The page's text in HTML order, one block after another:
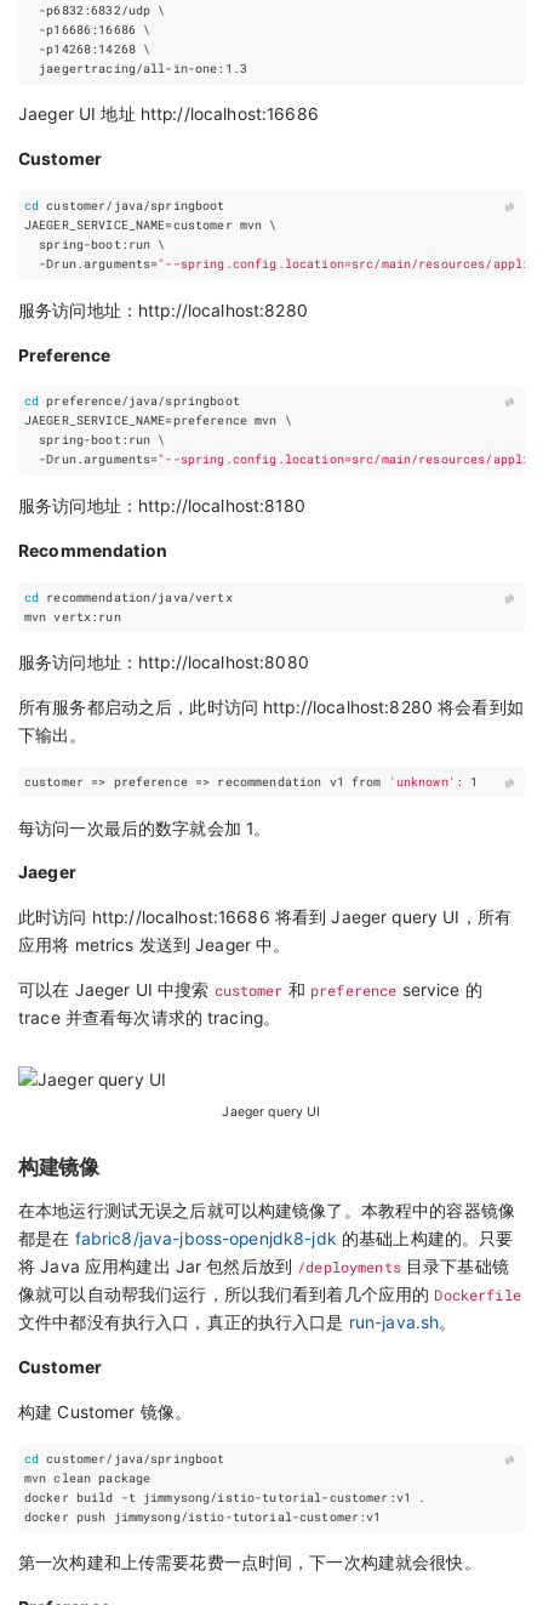
  -p6832:6832/udp
  -p16686:16686
  -p14268:14268
Jaeger UI 地址 http://localhost:16686
Customer
cd
JAEGER_SERVICE_NAME=customer mvn
  spring-boot:run
  -Drun.arguments
="--spring.config.location=src/main/resources/
服务访问地址：http://localhost:8280
Preference
cd
JAEGER_SERVICE_NAME=preference mvn
  spring-boot:run
  -Drun.arguments
="--spring.config.location=src/main/resources/
服务访问地址：http://localhost:8180
Recommendation
cd
mvn vertx:run
服务访问地址：http://localhost:8080
所有服务都启动之后，此时访问 http://localhost:8280 将会看到如
下输出。
customer => preference => recommendation v1 from 'unknown' : 1
每访问一次最后的数字就会加 1。
Jaeger
此时访问 http://localhost:16686 将看到 Jaeger query UI，所有
应用将 metrics 发送到 Jeager 中。
可以在 Jaeger UI 中搜索 customer 和 preference service 的
trace 并查看每次请求的 tracing。
Jaeger query UI
构建镜像
在本地运行测试无误之后就可以构建镜像了。本教程中的容器镜像
都是在 fabric8/java-jboss-openjdk8-jdk 的基础上构建的。只要
将 Java 应用构建出 Jar 包然后放到 /deployments目录下基础镜
像就可以自动帮我们运行，所以我们看到着几个应用的 Dockerfile
文件中都没有执行入口，真正的执行入口是 run-java.sh。
Customer
构建 Customer 镜像。
cd
第一次构建和上传需要花费一点时间，下一次构建就会很快。